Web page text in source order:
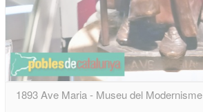
1893 Ave Maria - Museu del Modernisme